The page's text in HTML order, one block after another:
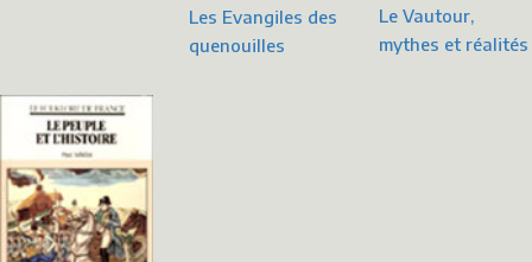
Les Evangiles des
quenouilles
Le Vautour,
mythes et réalités